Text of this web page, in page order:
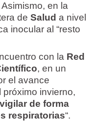
Asimismo, en la
de Salud a nivel
inocular al “resto
con la Red
, en un
el avance
próximo invierno,
de forma
respiratorias“.